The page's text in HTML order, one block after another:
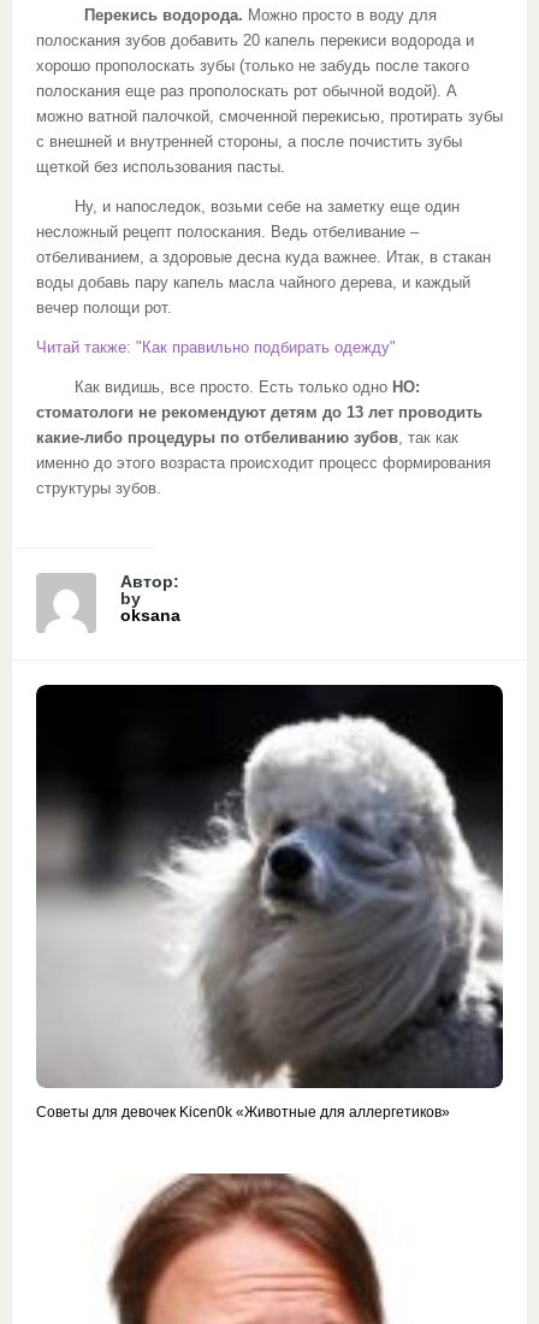
Перекись водорода. Можно просто в воду для
полоскания зубов добавить 20 капель перекиси водорода и
хорошо прополоскать зубы (только не забудь после такого
полоскания еще раз прополоскать рот обычной водой). А
можно ватной палочкой, смоченной перекисью, протирать зубы
с внешней и внутренней стороны, а после почистить зубы
щеткой без использования пасты.
Ну, и напоследок, возьми себе на заметку еще один
несложный рецепт полоскания. Ведь отбеливание –
отбеливанием, а здоровые десна куда важнее. Итак, в стакан
воды добавь пару капель масла чайного дерева, и каждый
вечер полощи рот.
Читай также: "Как правильно подбирать одежду"
Как видишь, все просто. Есть только одно НО:
стоматологи не рекомендуют детям до 13 лет проводить
какие-либо процедуры по отбеливанию зубов, так как
именно до этого возраста происходит процесс формирования
структуры зубов.
Автор:
by
oksana
Советы для девочек Kicen0k «Животные для аллергетиков»